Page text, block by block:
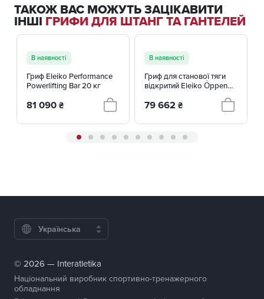
ТАКОЖ ВАС МОЖУТЬ ЗАЦІКАВИТИ
ІНШІ ГРИФИ ДЛЯ ШТАНГ ТА ГАНТЕЛЕЙ
В наявності
Гриф Eleiko Performance
Powerlifting Bar 20 кг
81 090 ₴
В наявності
Гриф для станової тяги
відкритий Eleiko Öppen
79 662 ₴
Українська
© 2026 — Interatletika
Національний виробник спортивно-тренажерного
обладнання